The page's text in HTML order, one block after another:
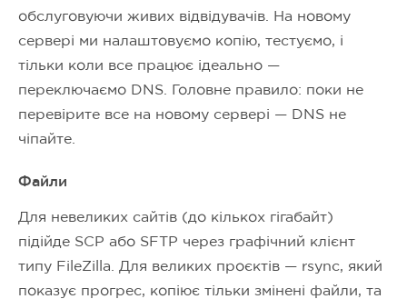
обслуговуючи живих відвідувачів. На новому
сервері ми налаштовуємо копію, тестуємо, і
тільки коли все працює ідеально —
переключаємо DNS. Головне правило: поки не
перевірите все на новому сервері — DNS не
чіпайте.
Файли
Для невеликих сайтів (до кількох гігабайт)
підійде SCP або SFTP через графічний клієнт
типу FileZilla. Для великих проєктів — rsync, який
показує прогрес, копіює тільки змінені файли, та